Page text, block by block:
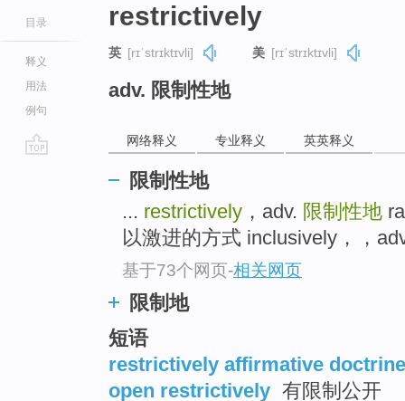
目录
释义
用法
例句
restrictively
英 [rɪˈstrɪktɪvli] 美 [rɪˈstrɪktɪvli]
adv. 限制性地
网络释义 专业释义 英英释义
限制性地
... restrictively ，adv. 限制性地
以激进的方式 inclusively，，
基于73个网页-相关网页
限制地
短语
restrictively affirmative doctrine
open restrictively 有限制公开